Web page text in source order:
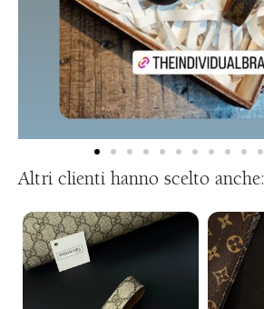
Altri clienti hanno scelto anche: